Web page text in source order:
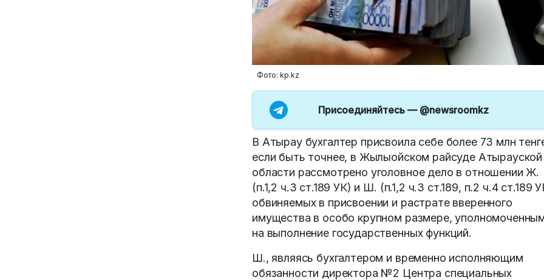
Фото: kp.kz
Присоединяйтесь — @newsroomkz
В Атырау бухгалтер присвоила себе более 73 млн
если быть точнее, в Жылыойском райсуде Атырауской
области рассмотрено уголовное дело в отношении Ж.
(п.1,2 ч.3 ст.189 УК) и Ш. (п.1,2 ч.3 ст.189, п.2 ч.4 ст.189
обвиняемых в присвоении и растрате вверенного
имущества в особо крупном размере,
на выполнение государственных функций.
Ш., являясь бухгалтером и временно исполняющим
обязанности директора №2 Центра специальных